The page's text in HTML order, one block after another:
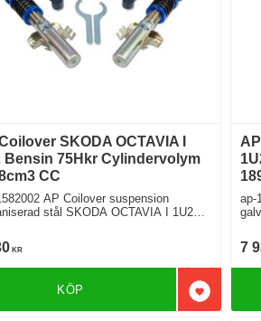
SKODA OCTAVIA I
Bensin 75Hkr Cylindervolym
CC
AP Coilover suspension
stål SKODA OCTAVIA I 1U2
KR
Lägg till i
KÖP
ap-
7